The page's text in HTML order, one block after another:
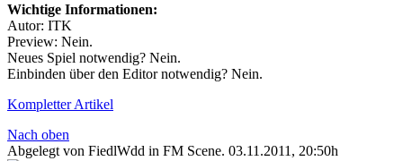
Wichtige Informationen:
Autor: ITK
Preview: Nein.
Neues Spiel notwendig? Nein.
Einbinden über den Editor notwendig? Nein.
Kompletter Artikel
Nach oben
Abgelegt von FiedlWdd in FM Scene. 03.11.2011, 20:50h